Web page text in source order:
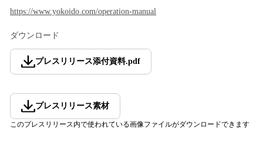
https://www.yokoido.com/operation-manual
ダウンロード
プレスリリース添付資料.pdf
プレスリリース素材
このプレスリリース内で使われている画像ファイルがダウンロードできます